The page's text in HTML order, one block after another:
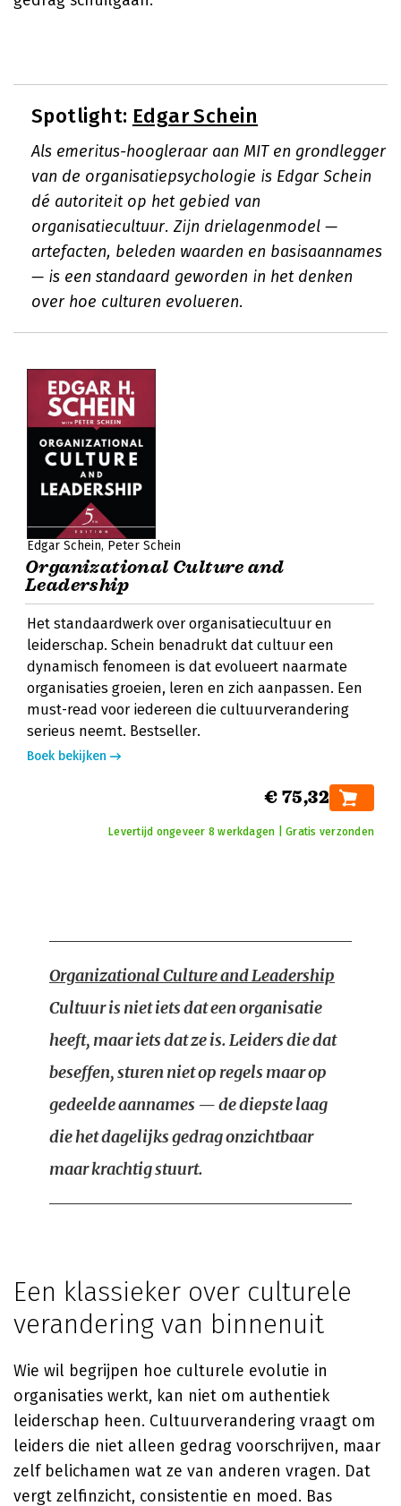
Spotlight: Edgar Schein
Als emeritus-hoogleraar aan MIT en grondlegger
van de organisatiepsychologie is Edgar Schein
dé autoriteit op het gebied van
organisatiecultuur. Zijn drielagenmodel —
artefacten, beleden waarden en basisaannames
— is een standaard geworden in het denken
over hoe culturen evolueren.
Edgar Schein Peter Schein
Organizational Culture and
Leadership
Het standaardwerk over organisatiecultuur en
leiderschap. Schein benadrukt dat cultuur een
dynamisch fenomeen is dat evolueert naarmate
organisaties groeien, leren en zich aanpassen. Een
must-read voor iedereen die cultuurverandering
serieus neemt. Bestseller.
Boek bekijken
€ 75,32
Levertijd ongeveer 8 werkdagen | Gratis verzonden
Organizational Culture and Leadership
Cultuur is niet iets dat een organisatie
heeft, maar iets dat ze is. Leiders die dat
beseffen, sturen niet op regels maar op
gedeelde aannames — de diepste laag
die het dagelijks gedrag onzichtbaar
maar krachtig stuurt.
Een klassieker over culturele
verandering van binnenuit
Wie wil begrijpen hoe culturele evolutie in
organisaties werkt, kan niet om authentiek
leiderschap heen. Cultuurverandering vraagt om
leiders die niet alleen gedrag voorschrijven, maar
zelf belichamen wat ze van anderen vragen. Dat
vergt zelfinzicht, consistentie en moed. Bas